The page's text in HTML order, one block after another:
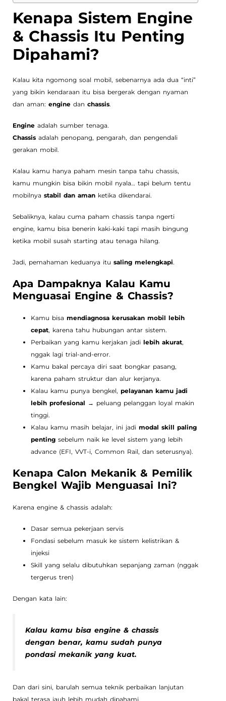
Kenapa Sistem Engine
& Chassis Itu Penting
Dipahami?
Kalau kita ngomong soal mobil, sebenarnya ada dua “inti”
yang bikin kendaraan itu bisa bergerak dengan nyaman
dan aman: engine dan chassis.
Engine adalah sumber tenaga.
Chassis adalah penopang, pengarah, dan pengendali
gerakan mobil.
Kalau kamu hanya paham mesin tanpa tahu chassis,
kamu mungkin bisa bikin mobil nyala… tapi belum tentu
mobilnya stabil dan aman ketika dikendarai.
Sebaliknya, kalau cuma paham chassis tanpa ngerti
engine, kamu bisa benerin kaki-kaki tapi masih bingung
ketika mobil susah starting atau tenaga hilang.
Jadi, pemahaman keduanya itu saling melengkapi.
Apa Dampaknya Kalau Kamu
Menguasai Engine & Chassis?
Kamu bisa mendiagnosa kerusakan mobil lebih
cepat, karena tahu hubungan antar sistem.
Perbaikan yang kamu kerjakan jadi lebih akurat,
nggak lagi trial-and-error.
Kamu bakal percaya diri saat bongkar pasang,
karena paham struktur dan alur kerjanya.
Kalau kamu punya bengkel, pelayanan kamu jadi
lebih profesional → peluang pelanggan loyal makin
tinggi.
Kalau kamu masih belajar, ini jadi modal skill paling
penting sebelum naik ke level sistem yang lebih
advance (EFI, VVT-i, Common Rail, dan seterusnya).
Kenapa Calon Mekanik & Pemilik
Bengkel Wajib Menguasai Ini?
Karena engine & chassis adalah:
Dasar semua pekerjaan servis
Fondasi sebelum masuk ke sistem kelistrikan &
injeksi
Skill yang selalu dibutuhkan sepanjang zaman (nggak
tergerus tren)
Dengan kata lain:
Kalau kamu bisa engine & chassis
dengan benar, kamu sudah punya
pondasi mekanik yang kuat.
Dan dari sini, barulah semua teknik perbaikan lanjutan
bakal terasa jauh lebih mudah dipahami.